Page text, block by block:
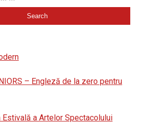
– Engleză de la zero pentru
Estivală a Artelor Spectacolului